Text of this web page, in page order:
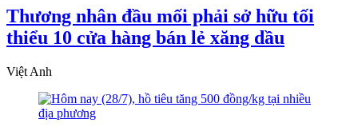
Thương nhân đầu mối phải sở hữu tối
thiểu 10 cửa hàng bán lẻ xăng dầu
Việt Anh